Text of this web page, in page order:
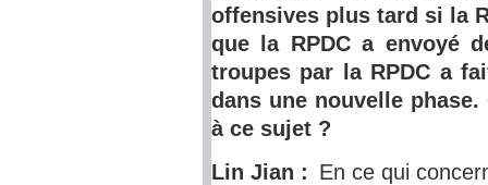
offensives plus tard si la
que la RPDC a envoyé
troupes par la RPDC a
dans une nouvelle
à ce sujet ?
Lin Jian : En ce qui